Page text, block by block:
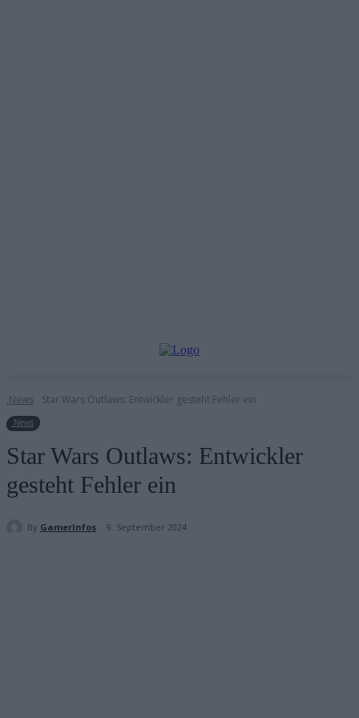
.News Star Wars Outlaws: Entwickler gesteht Fehler ein
.News
Star Wars Outlaws: Entwickler
gesteht Fehler ein
By GamerInfos 9. September 2024